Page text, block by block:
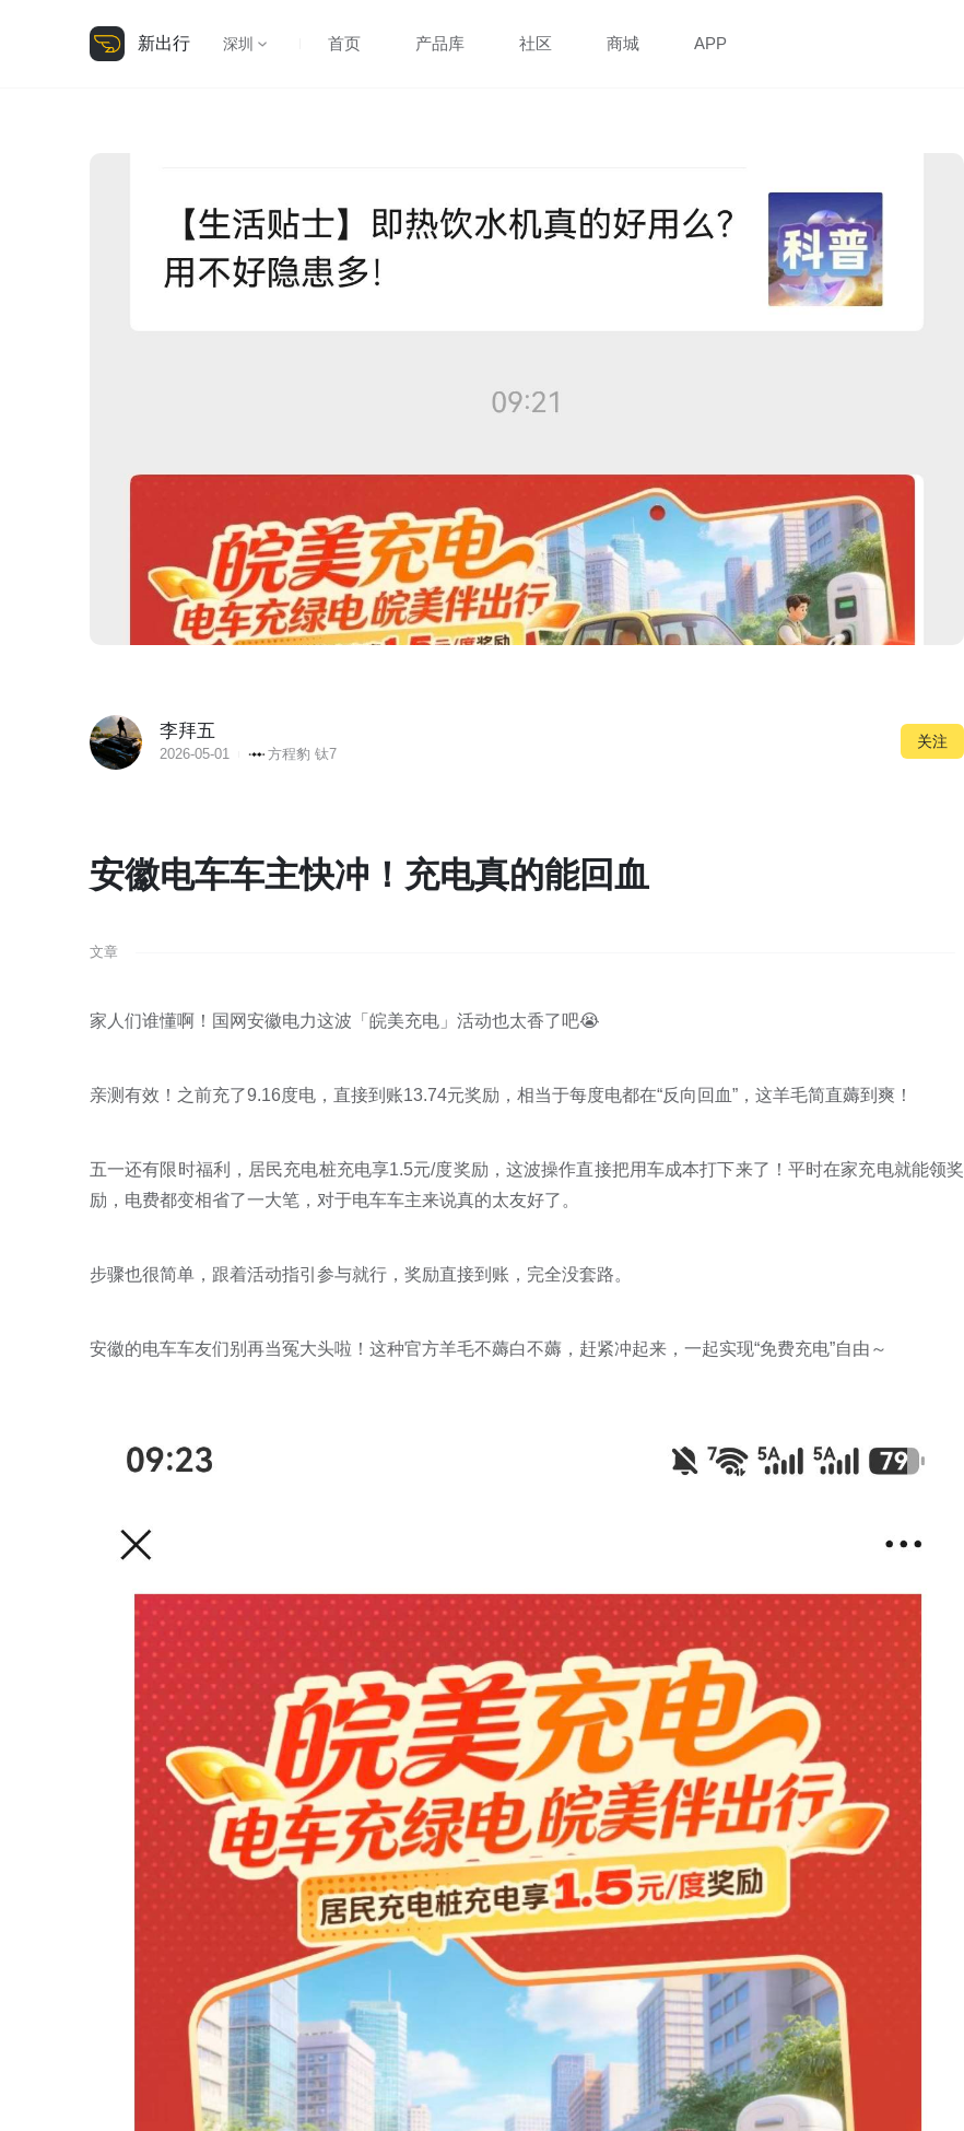
新出行 深圳 首页 产品库 社区 商城 APP
李拜五
2026-05-01 方程豹 钛7
关注
安徽电车车主快冲！充电真的能回血
文章
家人们谁懂啊！国网安徽电力这波「皖美充电」活动也太香了吧😭
亲测有效！之前充了9.16度电，直接到账13.74元奖励，相当于每度电都在“反向回血”，这羊毛简直薅到爽！
五一还有限时福利，居民充电桩充电享1.5元/度奖励，这波操作直接把用车成本打下来了！平时在家充电就能领奖
励，电费都变相省了一大笔，对于电车车主来说真的太友好了。
步骤也很简单，跟着活动指引参与就行，奖励直接到账，完全没套路。
安徽的电车车友们别再当冤大头啦！这种官方羊毛不薅白不薅，赶紧冲起来，一起实现“免费充电”自由～